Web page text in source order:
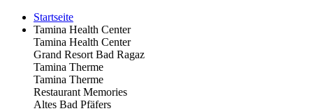
Startseite
Tamina Health Center
Tamina Health Center
Grand Resort Bad Ragaz
Tamina Therme
Tamina Therme
Restaurant Memories
Altes Bad Pfäfers